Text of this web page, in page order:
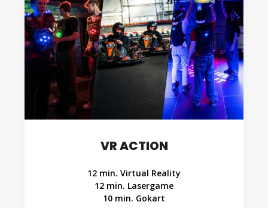
VR ACTION
12 min. Virtual Reality
12 min. Lasergame
10 min. Gokart